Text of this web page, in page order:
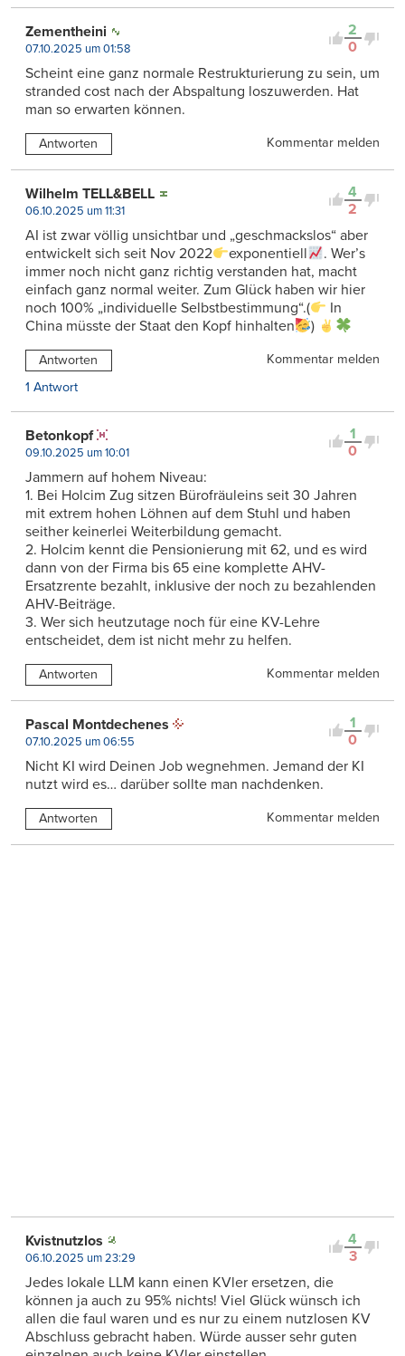
2
0
Zementheini
07.10.2025 um 01:58
Scheint eine ganz normale Restrukturierung zu sein, um
stranded cost nach der Abspaltung loszuwerden. Hat
man so erwarten können.
Antworten Kommentar melden
4
2
Wilhelm TELL&BELL
06.10.2025 um 11:31
AI ist zwar völlig unsichtbar und „geschmackslos“ aber
entwickelt sich seit Nov 2022
exponentiell
. Wer’s
immer noch nicht ganz richtig verstanden hat, macht
einfach ganz normal weiter. Zum Glück haben wir hier
noch 100% „individuelle Selbstbestimmung“.(
In
China müsste der Staat den Kopf hinhalten
)
Antworten
Kommentar melden
1 Antwort
1
0
Betonkopf
09.10.2025 um 10:01
Jammern auf hohem Niveau:
1. Bei Holcim Zug sitzen Bürofräuleins seit 30 Jahren
mit extrem hohen Löhnen auf dem Stuhl und haben
seither keinerlei Weiterbildung gemacht.
2. Holcim kennt die Pensionierung mit 62, und es wird
dann von der Firma bis 65 eine komplette AHV-
Ersatzrente bezahlt, inklusive der noch zu bezahlenden
AHV-Beiträge.
3. Wer sich heutzutage noch für eine KV-Lehre
entscheidet, dem ist nicht mehr zu helfen.
Antworten Kommentar melden
1
0
Pascal Montdechenes
07.10.2025 um 06:55
Nicht KI wird Deinen Job wegnehmen. Jemand der KI
nutzt wird es… darüber sollte man nachdenken.
Antworten Kommentar melden
4
3
Kvistnutzlos
06.10.2025 um 23:29
Jedes lokale LLM kann einen KVler ersetzen, die
können ja auch zu 95% nichts! Viel Glück wünsch ich
allen die faul waren und es nur zu einem nutzlosen KV
Abschluss gebracht haben. Würde ausser sehr guten